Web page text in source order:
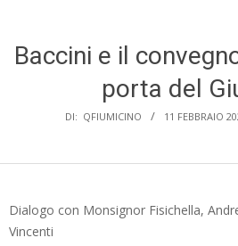
MenuBaccini e il
porta del
DI: QFIUMICINO 11 FEBBRAIO
Dialogo con Monsignor Fisichella,
Vincenti